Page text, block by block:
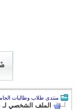
منتدى طلاب وطالبات الجامعة
الملف الشخصي لـ Aalyah